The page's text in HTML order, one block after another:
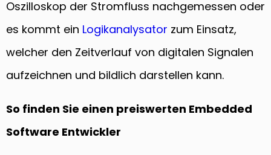
Oszilloskop der Stromfluss nachgemessen oder
es kommt ein Logikanalysator zum Einsatz,
welcher den Zeitverlauf von digitalen Signalen
aufzeichnen und bildlich darstellen kann.
So finden Sie einen preiswerten Embedded
Software Entwickler